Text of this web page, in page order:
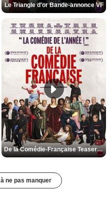
Le Triangle d'or Bande-annonce VF
De la Comédie-Française Teaser VF
ne pas manquer